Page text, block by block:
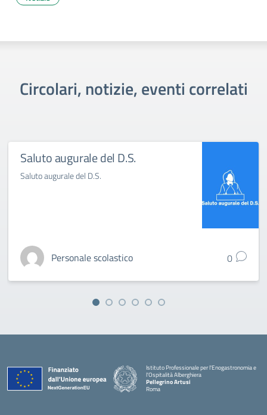
Circolari, notizie, eventi correlati
Saluto augurale del D.S.
Saluto augurale del D.S.
Personale scolastico 0
Istituto Professionale per l'Enogastronomia e
l'Ospitalità Alberghiera
Pellegrino Artusi
Roma